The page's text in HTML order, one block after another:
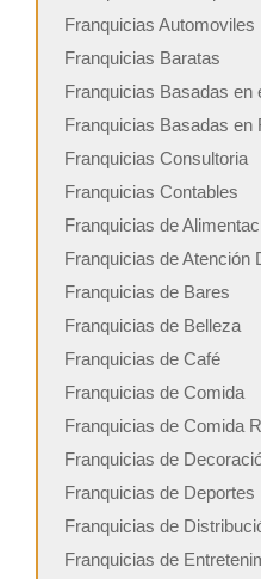
Franquicias Automoviles
Franquicias Baratas
Franquicias Basadas en
Franquicias Basadas en
Franquicias Consultoria
Franquicias Contables
Franquicias de
Franquicias de Atención
Franquicias de Bares
Franquicias de Belleza
Franquicias de Café
Franquicias de Comida
Franquicias de Comida
Franquicias de
Franquicias de Deportes
Franquicias de
Franquicias de